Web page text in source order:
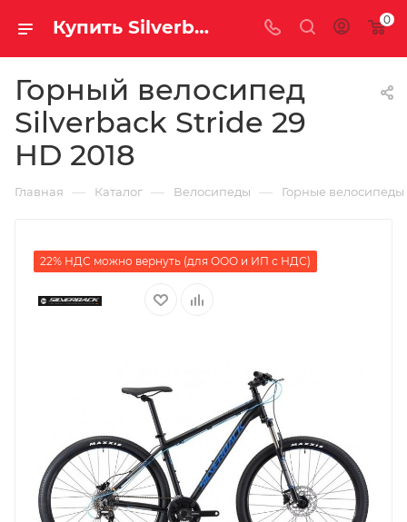
Купить Silverback Stride 29 HD 2018 за рублей, а со скидкой 0
Горный велосипед
Silverback Stride 29
HD 2018
Главная — Каталог — Велосипеды — Горные велосипеды
22% НДС можно вернуть (для ООО и ИП с НДС)